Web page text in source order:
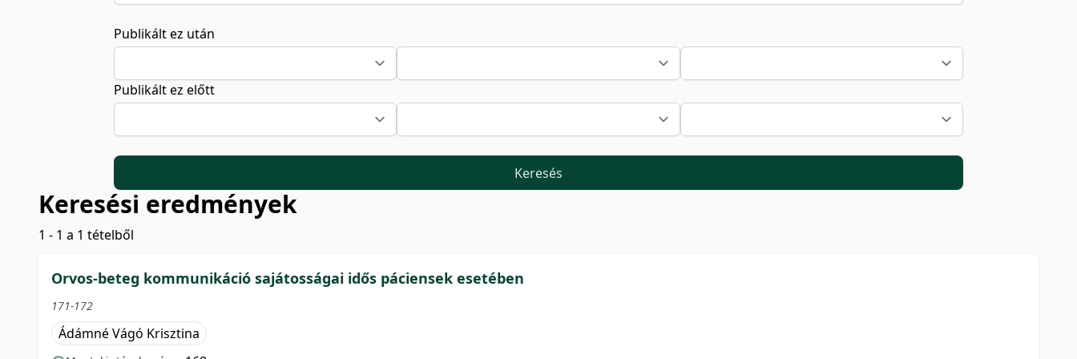
Publikált ez után
Publikált ez előtt
Keresés
Keresési eredmények
1 - 1 a 1 tételből
Orvos-beteg kommunikáció sajátosságai idős páciensek esetében
171-172
Ádámné Vágó Krisztina